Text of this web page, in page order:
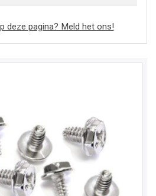
deze pagina? Meld het ons!